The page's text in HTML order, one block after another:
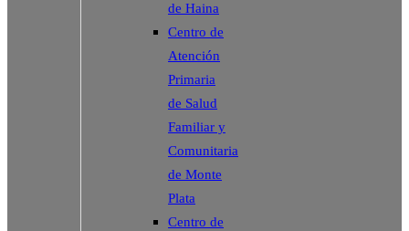
de Haina
Centro de
Atención
Primaria
de Salud
Familiar y
Comunitaria
de Monte
Plata
Centro de